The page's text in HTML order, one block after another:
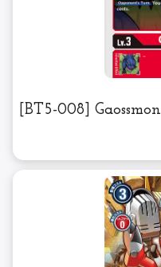
[BT5-008] Gaossmon